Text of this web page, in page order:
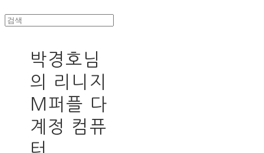
박경호님
의 리니지
M퍼플 다
계정 컴퓨
터